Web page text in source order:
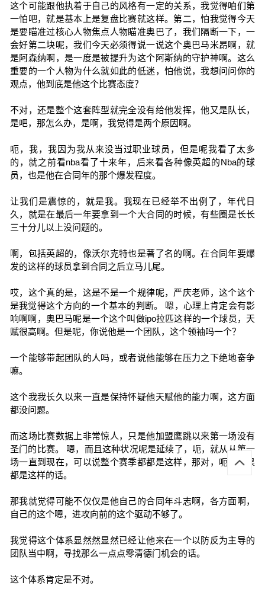
这个可能跟他执着于自己的风格有一定的关系，我觉得咱们第
一怕吧，就是基本上是复盘比赛就这样。第二，怕我觉得今天
是要瞄准过核心人物焦点人物瞄准奥巴了，我们隔断一下，一
会好第二块呢，我们今天必须得说一说这个奥巴马米昂啊，就
是阿森纳啊，是一度是被提升为这个阿斯纳的守护神啊。这么
重要的一个人物为什么就如此的低迷，怕他说，我想问问你的
观点，他到底是他这个比赛态度？
不对，还是整个这套阵型就完全没有给他发挥，他又是队长，
是吧，那怎么办，是啊，我觉得是两个原因啊。
呃，我，我因为我从来没当过职业球员，但是呢我看了太多
的，就之前看nba看了十来年，后来看各种像英超的Nba的球
员，也是他在合同年的那个爆发程度。
让我们是震惊的，就是我。我现在已经举不出例了，年代日
久，就是在最后一年要拿到一个大合同的时候，有些圈是长长
三十分儿以上没问题的。
啊，包括英超的，像沃尔克特也是著了名的啊。在合同年要爆
发的这样的球员拿到合同之后立马儿尾。
哎，这个真的是，这是不是一个规律呢，严庆老师，这个这个
是我觉得这个方向的一个基本的判断。 嗯，心理上肯定会有影
响啊啊，奥巴马呢是一个这个叫做ipo拉匹这样的一个球员，天
赋很高啊。但是呢，你说他是一个团队，这个领袖吗一个？
一个能够带起团队的人吗，或者说他能够在压力之下绝地奋争
嘛。
这个我我长久以来一直是保持怀疑他天赋他的能力啊，这方面
都没问题。
而这场比赛数据上非常惊人，只是他加盟鹰跳以来第一场没有
圣门的比赛。 嗯，而且这种状况呢是延续了，呃，就从从第一
场一直到现在，可以说整个赛季都都是这样，那对，呃，如果
都是这样的话。
那我就觉得可能不仅仅是他自己的合同年斗志啊，各方面啊，
自己的这个嗯，进攻向前的这个驱动不够了。
我觉得这个体系显然然显然已经让他来在一个以防反为主导的
团队当中啊，寻找那么一点点零清德门机会的话。
这个体系肯定是不对。